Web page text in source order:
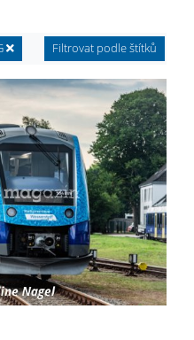
Filtrovat podle štítků